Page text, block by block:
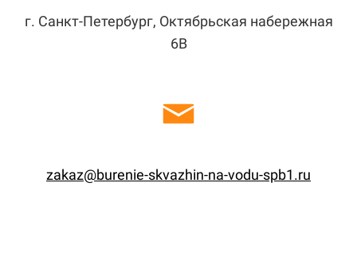
г. Санкт-Петербург, Октябрьская набережная
6В
zakaz@burenie-skvazhin-na-vodu-spb1.ru